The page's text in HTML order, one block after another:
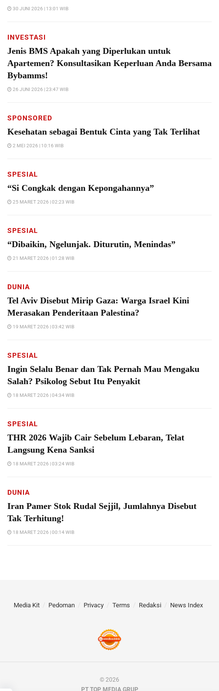
30 JUNI 2026 | 13:01 WIB
INVESTASI
Jenis BMS Apakah yang Diperlukan untuk
Apartemen? Konsultasikan Keperluan Anda Bersama
Bybamms!
26 JUNI 2026 | 23:47 WIB
SPONSORED
Kesehatan sebagai Bentuk Cinta yang Tak Terlihat
2 MEI 2026 | 10:16 WIB
SPESIAL
“Si Congkak dengan Kepongahannya”
25 MARET 2026 | 02:23 WIB
SPESIAL
“Dibaikin, Ngelunjak. Diturutin, Menindas”
21 MARET 2026 | 01:28 WIB
DUNIA
Tel Aviv Disebut Mirip Gaza: Warga Israel Kini
Merasakan Penderitaan Palestina?
19 MARET 2026 | 03:42 WIB
SPESIAL
Ingin Selalu Benar dan Tak Pernah Mau Mengaku
Salah? Psikolog Sebut Itu Penyakit
18 MARET 2026 | 04:34 WIB
SPESIAL
THR 2026 Wajib Cair Sebelum Lebaran, Telat
Langsung Kena Sanksi
18 MARET 2026 | 03:24 WIB
DUNIA
Iran Pamer Stok Rudal Sejjil, Jumlahnya Disebut
Tak Terhitung!
18 MARET 2026 | 00:14 WIB
Media Kit Pedoman Privacy Terms Redaksi News Index
© 2026
PT TOP MEDIA GRUP